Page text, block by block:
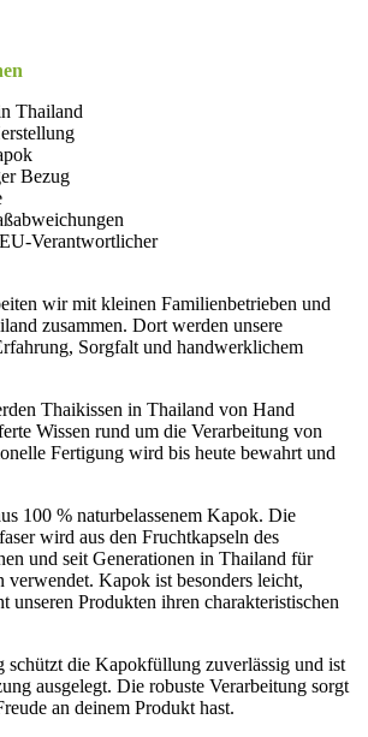
Thailand
Bezug
Verantwortlicher
wir mit kleinen Familienbetrieben und
zusammen. Dort werden unsere
Sorgfalt und handwerklichem
Thaikissen in Thailand von Hand
Wissen rund um die Verarbeitung von
Fertigung wird bis heute bewahrt und
100 % naturbelassenem Kapok. Die
wird aus den Fruchtkapseln des
und seit Generationen in Thailand für
verwendet. Kapok ist besonders leicht,
unseren Produkten ihren charakteristischen
schützt die Kapokfüllung zuverlässig und ist
ausgelegt. Die robuste Verarbeitung sorgt
an deinem Produkt hast.